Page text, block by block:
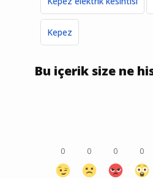
Kepez
Bu içerik size ne
0 0 0 0